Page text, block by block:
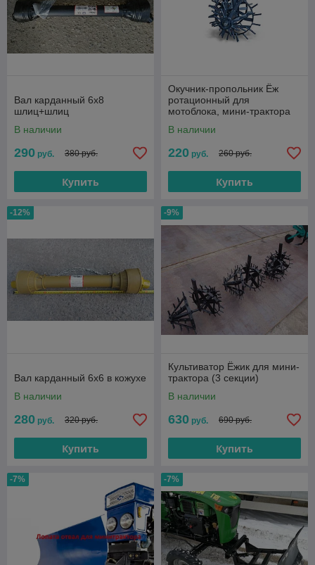
Вал карданный 6х8
шлиц+шлиц
В наличии
290 руб. 380 руб.
Купить
Окучник-пропольник Ёж
ротационный для
мотоблока, мини-трактора
В наличии
220 руб. 260 руб.
Купить
-12%
Вал карданный 6х6 в кожухе
В наличии
280 руб. 320 руб.
Купить
-9%
Культиватор Ёжик для мини-
трактора (3 секции)
В наличии
630 руб. 690 руб.
Купить
-7% -7%